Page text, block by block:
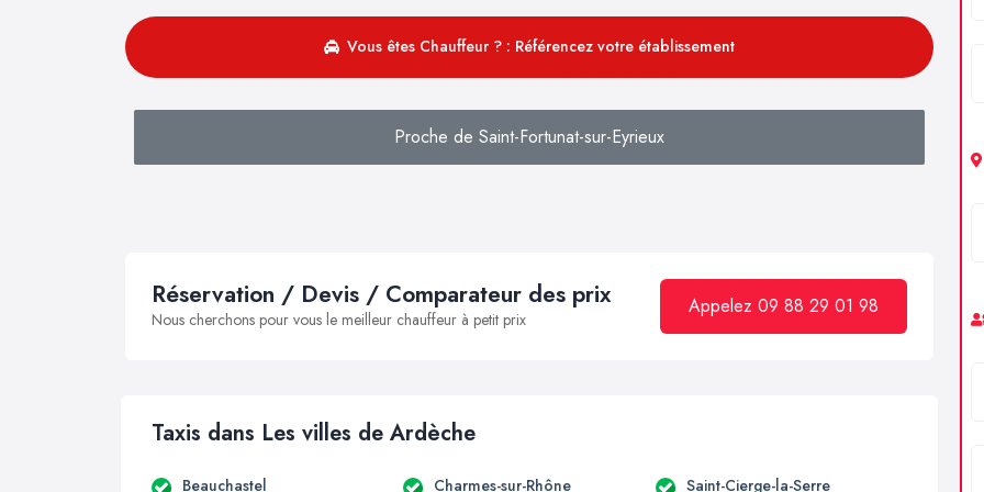
Vous êtes Chauffeur ? : Référencez votre établissement
Proche de Saint-Fortunat-sur-Eyrieux
Réservation / Devis / Comparateur des prix
Nous cherchons pour vous le meilleur chauffeur à petit prix
Appelez 09 88 29 01 98
Taxis dans Les villes de Ardèche
Beauchastel Charmes-sur-Rhône Saint-Cierge-la-Serre